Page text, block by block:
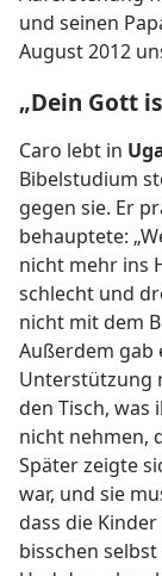
und seinen
August 2012
„Dein Gott
Caro lebt in
Bibelstudium
gegen sie. Er
behauptete:
nicht mehr ins
schlecht und
nicht mit dem
Außerdem gab
Unterstützung
den Tisch, was
nicht nehmen,
Später zeigte
war, und sie
dass die
bisschen